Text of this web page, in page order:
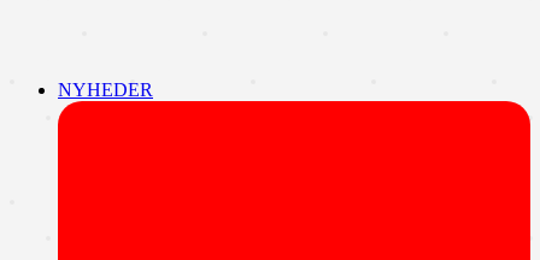
NYHEDER